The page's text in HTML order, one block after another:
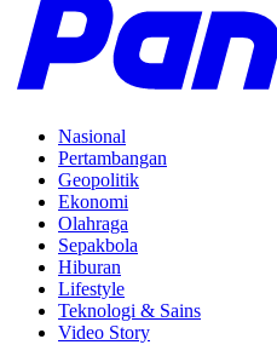
Nasional
Pertambangan
Geopolitik
Ekonomi
Olahraga
Sepakbola
Hiburan
Lifestyle
Teknologi & Sains
Video Story